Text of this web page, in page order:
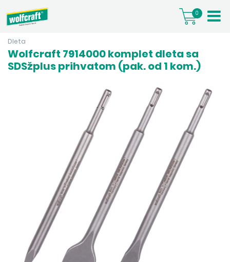
0
Dleta
Wolfcraft 7914000 komplet dleta sa
SDSžplus prihvatom (pak. od 1 kom.)